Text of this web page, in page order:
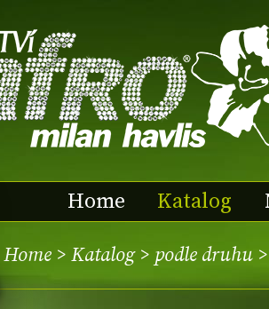
Home Katalog
Home > Katalog> podle druhu >